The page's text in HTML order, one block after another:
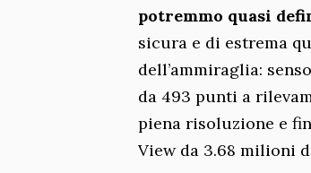
potremmo quasi
sicura e di estrema
dell’ammiraglia:
da 493 punti a
piena risoluzione e
View da 3.68 milioni